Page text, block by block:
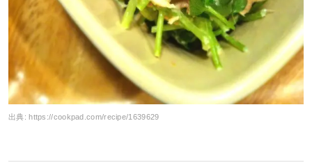
出典:https://cookpad.com/recipe/1639629